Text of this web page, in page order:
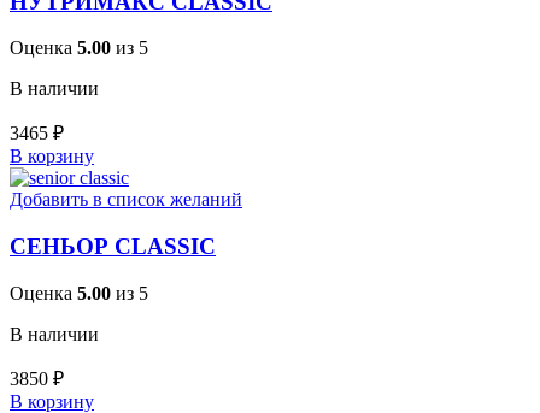
Оценка 5.00 из 5
В наличии
3465 ₽
В корзину
Добавить в список желаний
СЕНЬОР CLASSIC
Оценка 5.00 из 5
В наличии
3850 ₽
В корзину